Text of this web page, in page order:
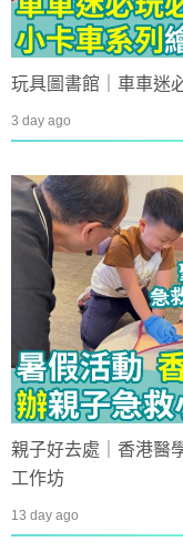
玩具圖書館｜車車迷
3 day ago
親子好去處｜香港醫
工作坊
13 day ago